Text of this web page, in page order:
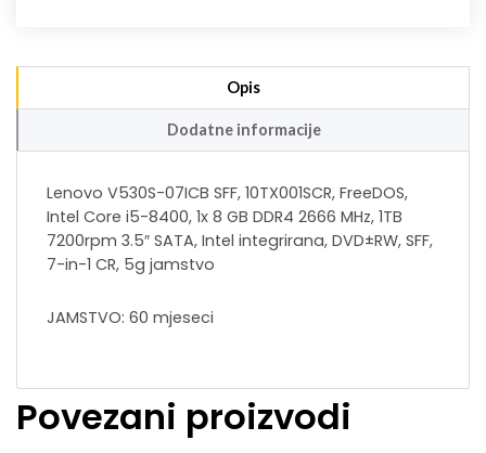
Opis
Dodatne informacije
Lenovo V530S-07ICB SFF, 10TX001SCR, FreeDOS,
Intel Core i5-8400, 1x 8 GB DDR4 2666 MHz, 1TB
7200rpm 3.5″ SATA, Intel integrirana, DVD±RW, SFF,
7-in-1 CR, 5g jamstvo
JAMSTVO: 60 mjeseci
Povezani proizvodi